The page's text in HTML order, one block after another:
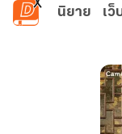
ข้ามไปยังเนื้อหาหลัก
นิยาย เว็